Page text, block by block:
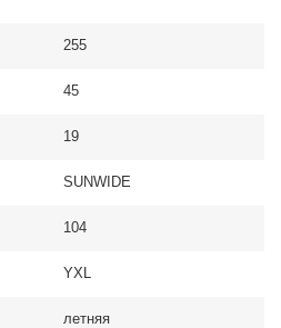
255
45
19
SUNWIDE
104
YXL
летняя